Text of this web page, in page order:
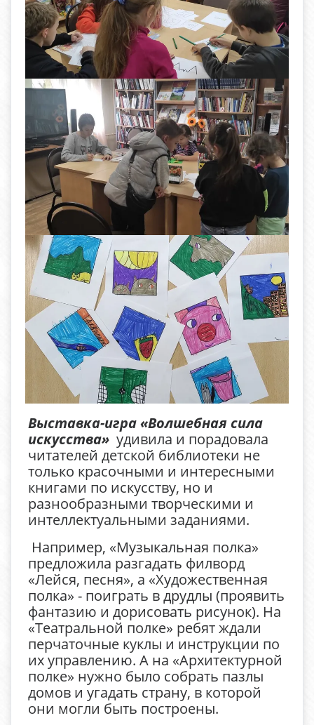
Выставка-игра «Волшебная сила
искусства» удивила и порадовала
читателей детской библиотеки не
только красочными и интересными
книгами по искусству, но и
разнообразными творческими и
интеллектуальными заданиями.
Например, «Музыкальная полка»
предложила разгадать филворд
«Лейся, песня», а «Художественная
полка» - поиграть в друдлы (проявить
фантазию и дорисовать рисунок). На
«Театральной полке» ребят ждали
перчаточные куклы и инструкции по
их управлению. А на «Архитектурной
полке» нужно было собрать пазлы
домов и угадать страну, в которой
они могли быть построены.